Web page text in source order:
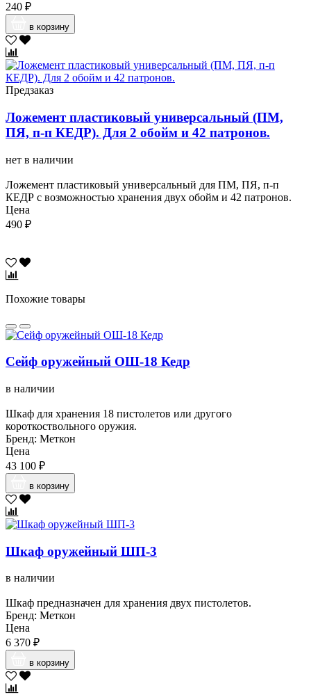
240 ₽
в корзину
Предзаказ
Ложемент пластиковый универсальный (ПМ,
ПЯ, п-п КЕДР). Для 2 обойм и 42 патронов.
нет в наличии
Ложемент пластиковый универсальный для ПМ, ПЯ, п-п
КЕДР с возможностью хранения двух обойм и 42 патронов.
Цена
490 ₽
Похожие товары
Сейф оружейный ОШ-18 Кедр
в наличии
Шкаф для хранения 18 пистолетов или другого
короткоствольного оружия.
Бренд: Меткон
Цена
43 100 ₽
в корзину
Шкаф оружейный ШП-3
в наличии
Шкаф предназначен для хранения двух пистолетов.
Бренд: Меткон
Цена
6 370 ₽
в корзину